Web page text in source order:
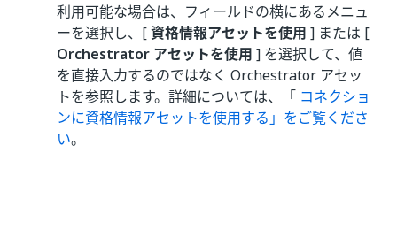
利用可能な場合は、フィールドの横にあるメニュ
ーを選択し、[資格情報アセットを使用 ] または [
Orchestrator アセットを使用 ] を選択して、値
を直接入力するのではなく Orchestrator アセッ
トを参照します。詳細については、「 コネクショ
ンに資格情報アセットを使用する」をご覧くださ
い。